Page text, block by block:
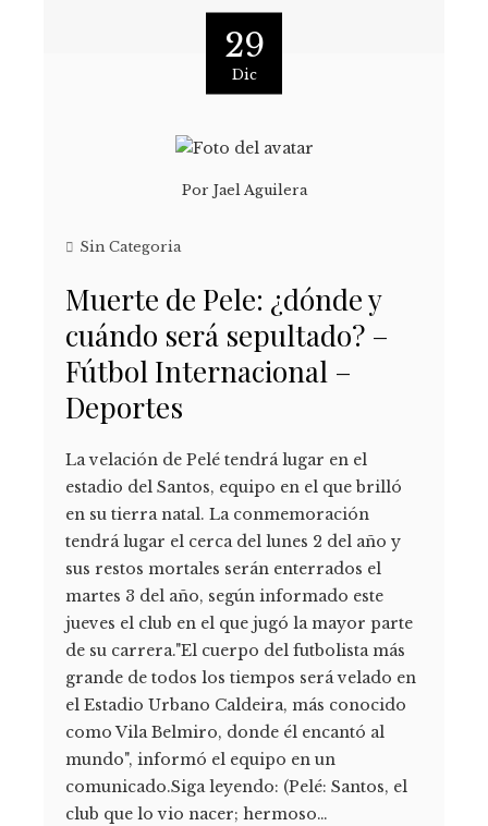
29
Dic
Por Jael Aguilera
Sin Categoria
Muerte de Pele: ¿dónde y
cuándo será sepultado? –
Fútbol Internacional –
Deportes
La velación de Pelé tendrá lugar en el
estadio del Santos, equipo en el que brilló
en su tierra natal. La conmemoración
tendrá lugar el cerca del lunes 2 del año y
sus restos mortales serán enterrados el
martes 3 del año, según informado este
jueves el club en el que jugó la mayor parte
de su carrera."El cuerpo del futbolista más
grande de todos los tiempos será velado en
el Estadio Urbano Caldeira, más conocido
como Vila Belmiro, donde él encantó al
mundo", informó el equipo en un
comunicado.Siga leyendo: (Pelé: Santos, el
club que lo vio nacer; hermoso…